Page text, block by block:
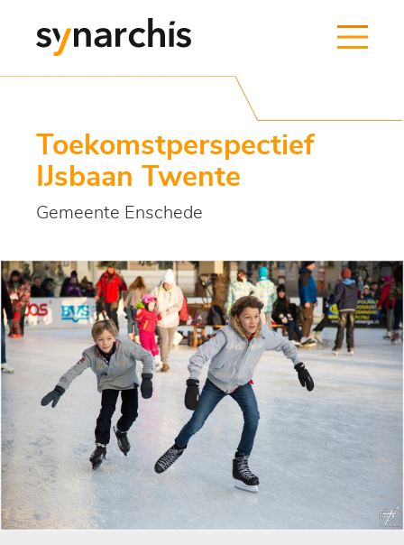
Toekomstperspectief
IJsbaan Twente
Gemeente Enschede